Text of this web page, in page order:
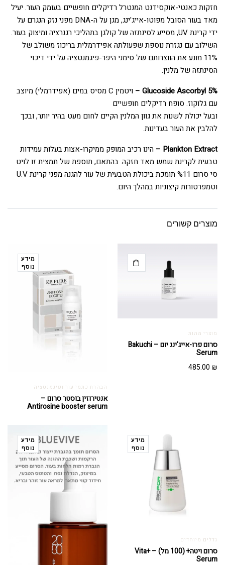
חזקות כאנטי-אוקסידנט המנטרל רדיקלים חופשיים בעומק העור. יעיל
מאד בעור הסובל מפוטו-אייג'ינג, מגן על ה-DNA מפני נזק הנגרם על
ידי קרינת UV, מסייע לסינתזה של קולגן בתהליכי רגנרציה ומיצוק בעור.
השילוב עם נגזרת נוספת שפעולתה אפידרמלית בריכוז משולב של
11% מונע את הווצרותם של סימני היפר-פיגמנטציה על ידי דיכוי
הסינתזה של מלנין.
5% Glucoside Ascorbyl –
ויטמין C מסיס במים (אפידרמלי) מיוצב
עם גלוקוז. סופח רדיקלים חופשיים
ובעל יכולת לשנות את גוון המלנין הקיים לחום מעט בהיר יותר, ובכך
להלבין את העור בעדינות.
Plankton Extract –
הינו רכיב המופק ממיקרו-אצות בעלות עמידות
טבעית לקרינת שמש מאד חזקה. בהתאם, תוספת של תמצית זו לויט
סי סרום %11 תומכת ביכולת הטבעית של עור להגנה מפני קרינת U.V
וטמפרטורות קיצוניות במהלך היום.
מוצרים קשורים
מוצרי מהות
סרום פרו-אייג'ינג יום – Bakuchi
Serum
485.00 ₪
מידע
נוסף
הבהרת כתמי עור ופיגמנטציה
אנטירוזין בוסטר סרום –
Antirosine booster serum
מידע
נוסף
גדלים מיוחדים
סרום ויטה+ (100 מל) – Vita+
Serum
מידע
נוסף